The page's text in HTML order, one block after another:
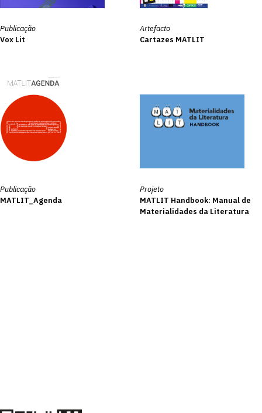
Publicação
Vox Lit
Artefacto
Cartazes MATLIT
Publicação
MATLIT_Agenda
Projeto
MATLIT Handbook: Manual de
Materialidades da Literatura